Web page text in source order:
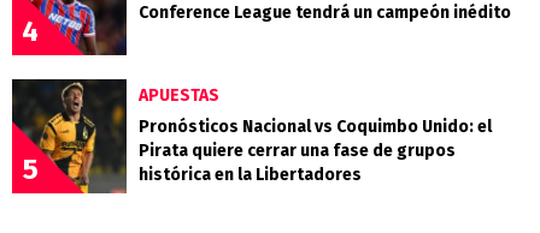
4
Conference League tendrá un campeón inédito
5
APUESTAS
Pronósticos Nacional vs Coquimbo Unido: el
Pirata quiere cerrar una fase de grupos
histórica en la Libertadores